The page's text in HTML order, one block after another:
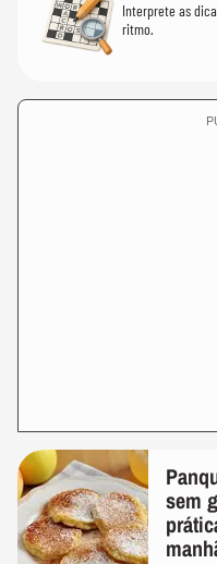
Interprete as
ritmo.
sem